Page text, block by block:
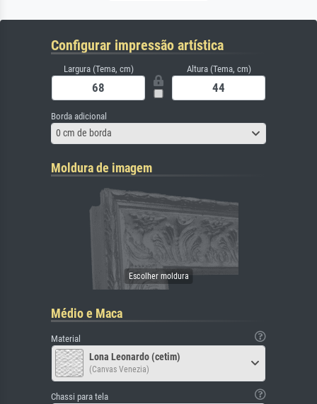
Configurar impressão artística
Largura (Tema, cm) Altura (Tema, cm)
Borda adicional
0 cm de borda
Moldura de imagem
Médio e Maca
Material
Lona Leonardo (cetim)
(Canvas Venezia)
Chassi para tela